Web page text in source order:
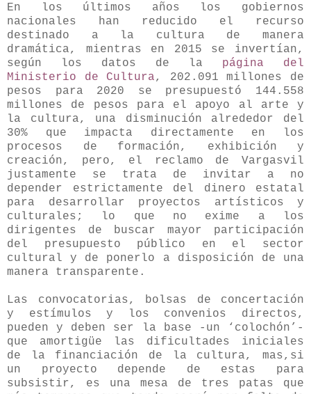
En los últimos años los gobiernos
nacionales han reducido el recurso
destinado a la cultura de manera
dramática, mientras en 2015 se invertían,
según los datos de la página del
Ministerio de Cultura, 202.091 millones de
pesos para 2020 se presupuestó 144.558
millones de pesos para el apoyo al arte y
la cultura, una disminución alrededor del
30% que impacta directamente en los
procesos de formación, exhibición y
creación, pero, el reclamo de Vargasvil
justamente se trata de invitar a no
depender estrictamente del dinero estatal
para desarrollar proyectos artísticos y
culturales; lo que no exime a los
dirigentes de buscar mayor participación
del presupuesto público en el sector
cultural y de ponerlo a disposición de una
manera transparente.
Las convocatorias, bolsas de concertación
y estímulos y los convenios directos,
pueden y deben ser la base -un ‘colochón’-
que amortigüe las dificultades iniciales
de la financiación de la cultura, mas,si
un proyecto depende de estas para
subsistir, es una mesa de tres patas que